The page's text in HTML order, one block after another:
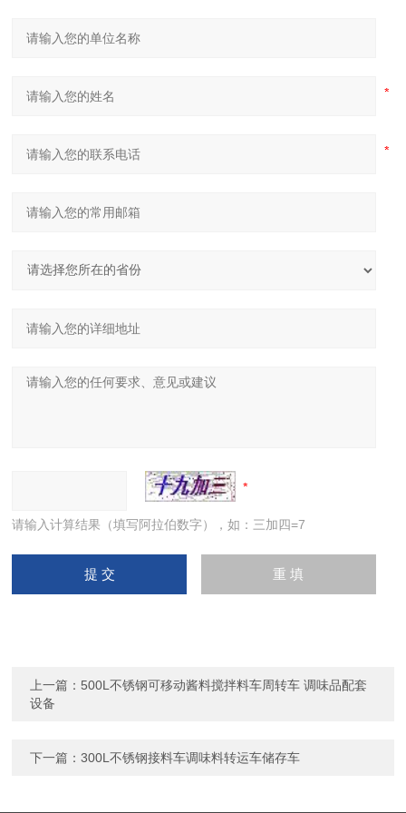
请输入计算结果（填写阿拉伯数字），如：三加四=7
上一篇： 500L不锈钢可移动酱料搅拌料车周转车 调味品配套
设备
下一篇：300L不锈钢接料车调味料转运车储存车